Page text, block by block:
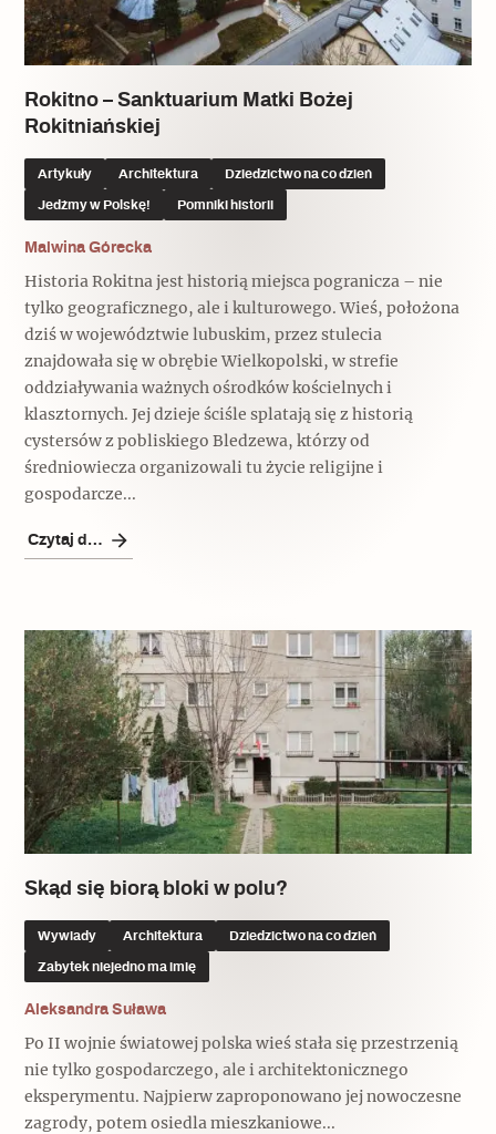
Kruchość rzeczy
Popularne
Dolnośląski Indiana Jones
Recenzje
Ulubieniec Fortuny
Dziedzictwo na co dzień
Popularne
Jak wskrzesić smak
Ludzie
Popularne
Siostry rzeźbiarki
Jedźmy w Polskę!
Popularne
Varia
Popularne
Memento dla modernizmu
Zabytek niejedno ma imię
Niewykonalne? Nie dla Wawelu
Popularne
Szyb pierwszej windy w Warszawie
Biskupin - rezerwat archeologiczny
Popularne
Narodowego Muzeum Techniki
Polska ze smakiem
Kuchnia w Ostromecku: puder z
jarmużu, zupa z krwi
Zobacz również
Patronaty
Mapa skojarzeń
Krakowskie Kawiarnie
Rokitno – Sanktuarium Matki Bożej
Rokitniańskiej
Artykuły Architektura Dziedzictwo na co dzień
Jedźmy w Polskę! Pomniki historii
Malwina Górecka
Historia Rokitna jest historią miejsca pogranicza – nie
tylko geograficznego, ale i kulturowego. Wieś, położona
dziś w województwie lubuskim, przez stulecia
znajdowała się w obrębie Wielkopolski, w strefie
oddziaływania ważnych ośrodków kościelnych i
klasztornych. Jej dzieje ściśle splatają się z historią
cystersów z pobliskiego Bledzewa, którzy od
średniowiecza organizowali tu życie religijne i
gospodarcze...
Czytaj dalej
Skąd się biorą bloki w polu?
Wywiady Architektura Dziedzictwo na co dzień
Zabytek niejedno ma imię
Aleksandra Suława
Po II wojnie światowej polska wieś stała się przestrzenią
nie tylko gospodarczego, ale i architektonicznego
eksperymentu. Najpierw zaproponowano jej nowoczesne
zagrody, potem osiedla mieszkaniowe...